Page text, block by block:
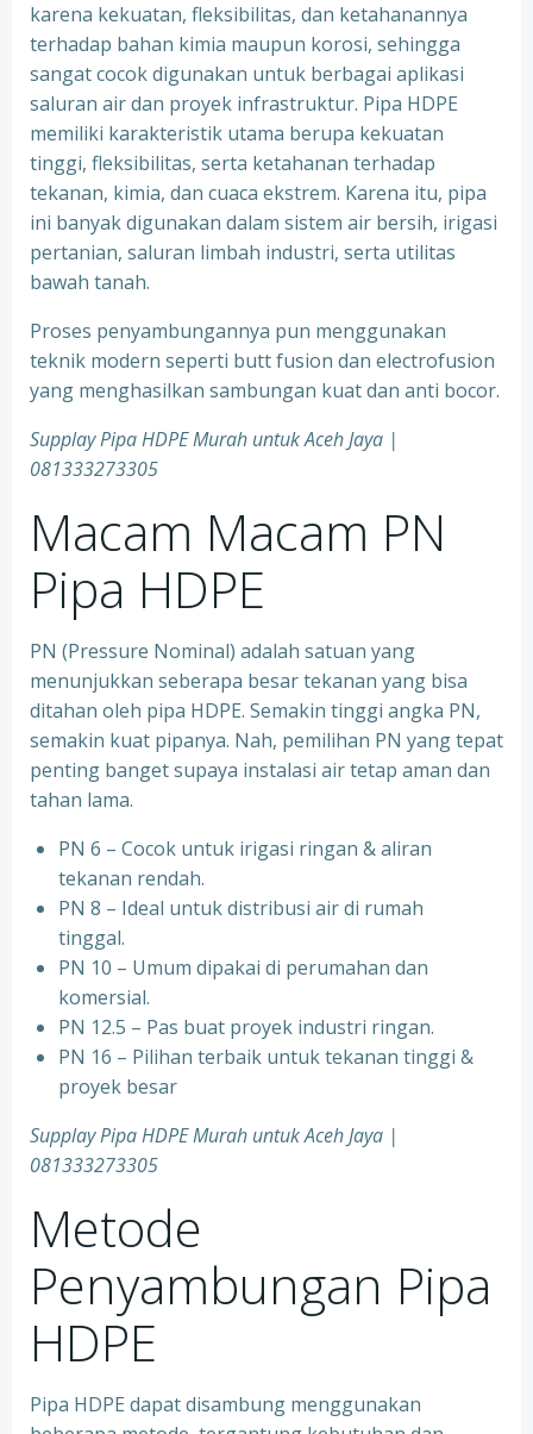
karena kekuatan, fleksibilitas, dan ketahanannya
terhadap bahan kimia maupun korosi, sehingga
sangat cocok digunakan untuk berbagai aplikasi
saluran air dan proyek infrastruktur. Pipa HDPE
memiliki karakteristik utama berupa kekuatan
tinggi, fleksibilitas, serta ketahanan terhadap
tekanan, kimia, dan cuaca ekstrem. Karena itu, pipa
ini banyak digunakan dalam sistem air bersih, irigasi
pertanian, saluran limbah industri, serta utilitas
bawah tanah.
Proses penyambungannya pun menggunakan
teknik modern seperti butt fusion dan electrofusion
yang menghasilkan sambungan kuat dan anti bocor.
Supplay Pipa HDPE Murah untuk Aceh Jaya |
081333273305
Macam Macam PN
Pipa HDPE
PN (Pressure Nominal) adalah satuan yang
menunjukkan seberapa besar tekanan yang bisa
ditahan oleh pipa HDPE. Semakin tinggi angka PN,
semakin kuat pipanya. Nah, pemilihan PN yang tepat
penting banget supaya instalasi air tetap aman dan
tahan lama.
PN 6 – Cocok untuk irigasi ringan & aliran
tekanan rendah.
PN 8 – Ideal untuk distribusi air di rumah
tinggal.
PN 10 – Umum dipakai di perumahan dan
komersial.
PN 12.5 – Pas buat proyek industri ringan.
PN 16 – Pilihan terbaik untuk tekanan tinggi &
proyek besar
Supplay Pipa HDPE Murah untuk Aceh Jaya |
081333273305
Metode
Penyambungan Pipa
HDPE
Pipa HDPE dapat disambung menggunakan